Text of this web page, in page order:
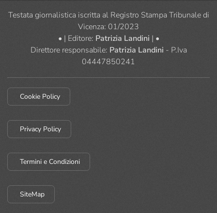
Testata giornalistica iscritta al Registro Stampa Tribunale di
Vicenza: 01/2023
• | Editore: Patrizia Landini | •
Direttore responsabile: Patrizia Landini - P.Iva
04447850241
Cookie Policy
Privacy Policy
Termini e Condizioni
SiteMap